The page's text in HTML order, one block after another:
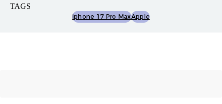
TAGS
Iphone 17 Pro MaxApple